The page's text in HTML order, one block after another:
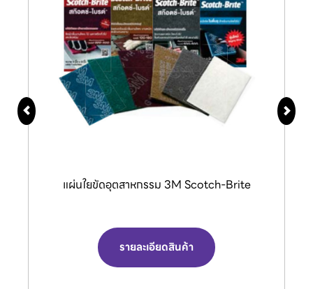
กรรไกรตัดลมอุตสาหกรรม (Air Nipper) จาก
รายละเอียดสินค้า